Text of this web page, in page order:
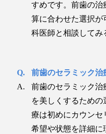
すめです。前歯の治
算に合わせた選択が
科医師と相談してみ
前歯のセラミック治
前歯のセラミック治
を美しくするため
療は初めにカウンセ
希望や状態を詳細に